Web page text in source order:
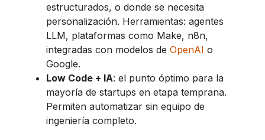
estructurados, o donde se necesita
personalización. Herramientas: agentes
LLM, plataformas como Make, n8n,
integradas con modelos de OpenAI o
Google.
Low Code + IA: el punto óptimo para la
mayoría de startups en etapa temprana.
Permiten automatizar sin equipo de
ingeniería completo.